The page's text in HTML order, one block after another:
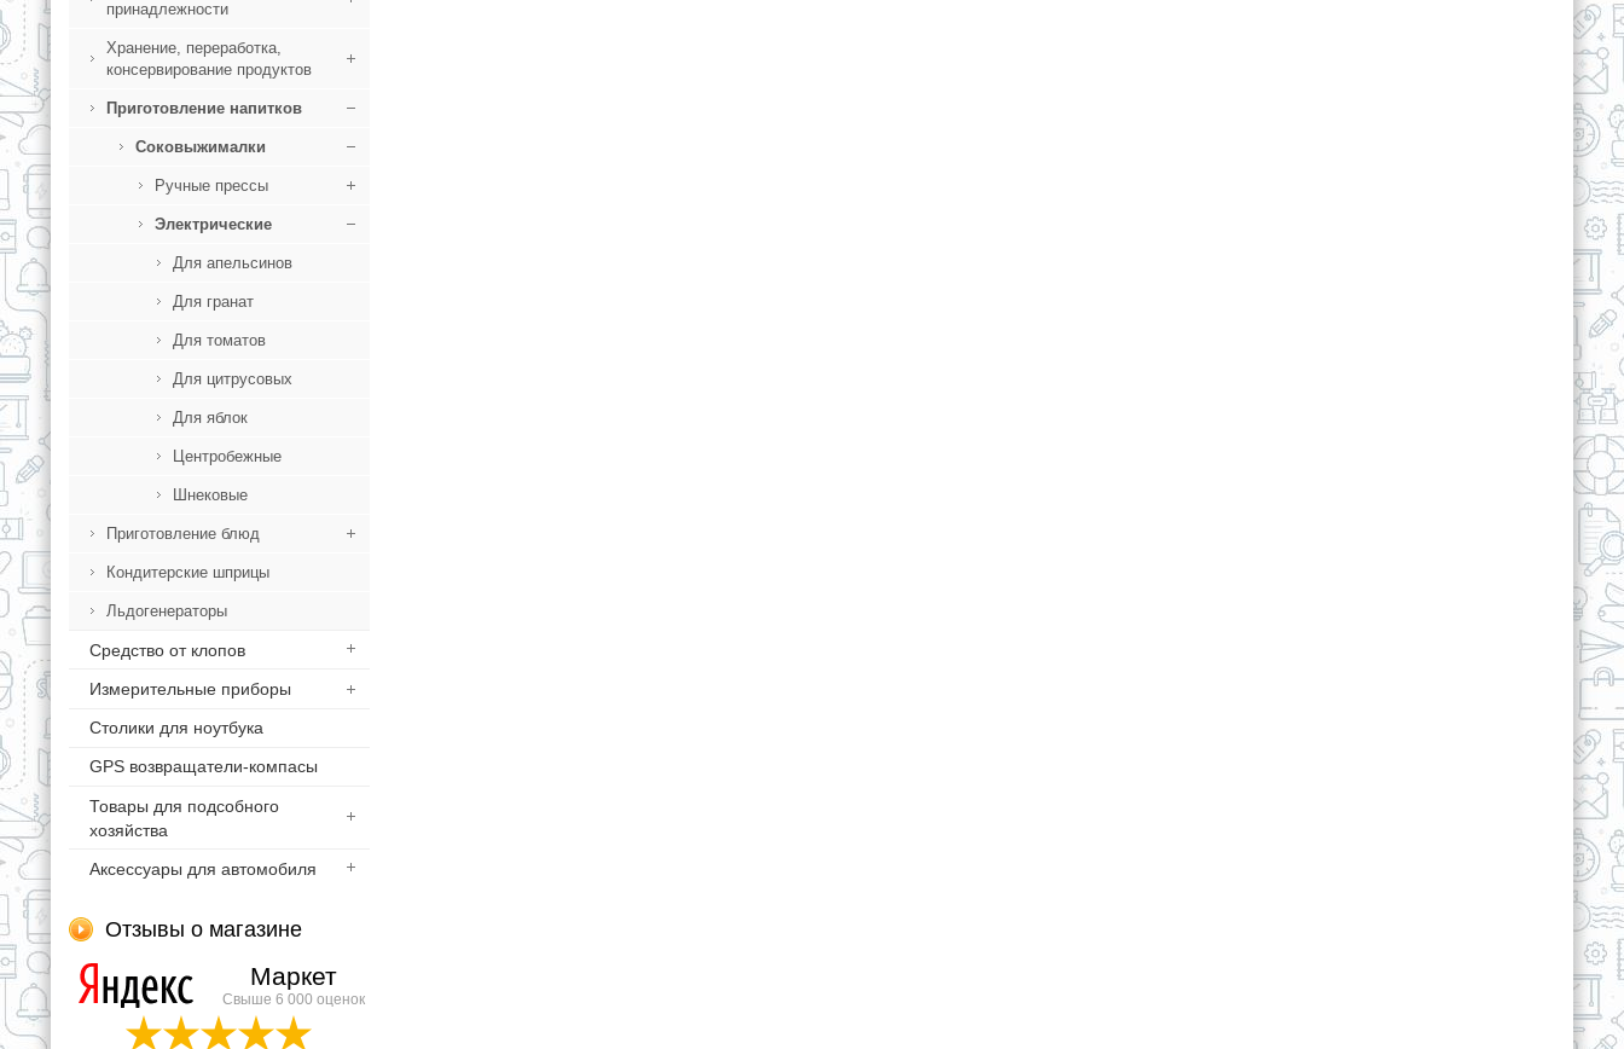
принадлежности
Хранение, переработка,
консервирование продуктов
Приготовление напитков
Соковыжималки
Ручные прессы
Электрические
Для апельсинов
Для гранат
Для томатов
Для цитрусовых
Для яблок
Центробежные
Шнековые
Приготовление блюд
Кондитерские шприцы
Льдогенераторы
Средство от клопов
Измерительные приборы
Столики для ноутбука
GPS возвращатели-компасы
Товары для подсобного
хозяйства
Аксессуары для автомобиля
Отзывы о магазине
Маркет
Свыше 6 000 оценок